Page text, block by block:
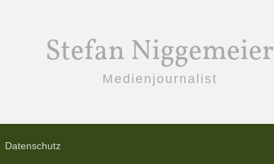
Stefan Niggemeier
Medienjournalist
Datenschutz